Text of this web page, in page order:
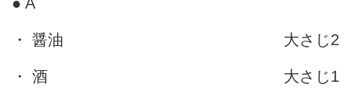
・ 醤油 大さじ2
・ 酒 大さじ1